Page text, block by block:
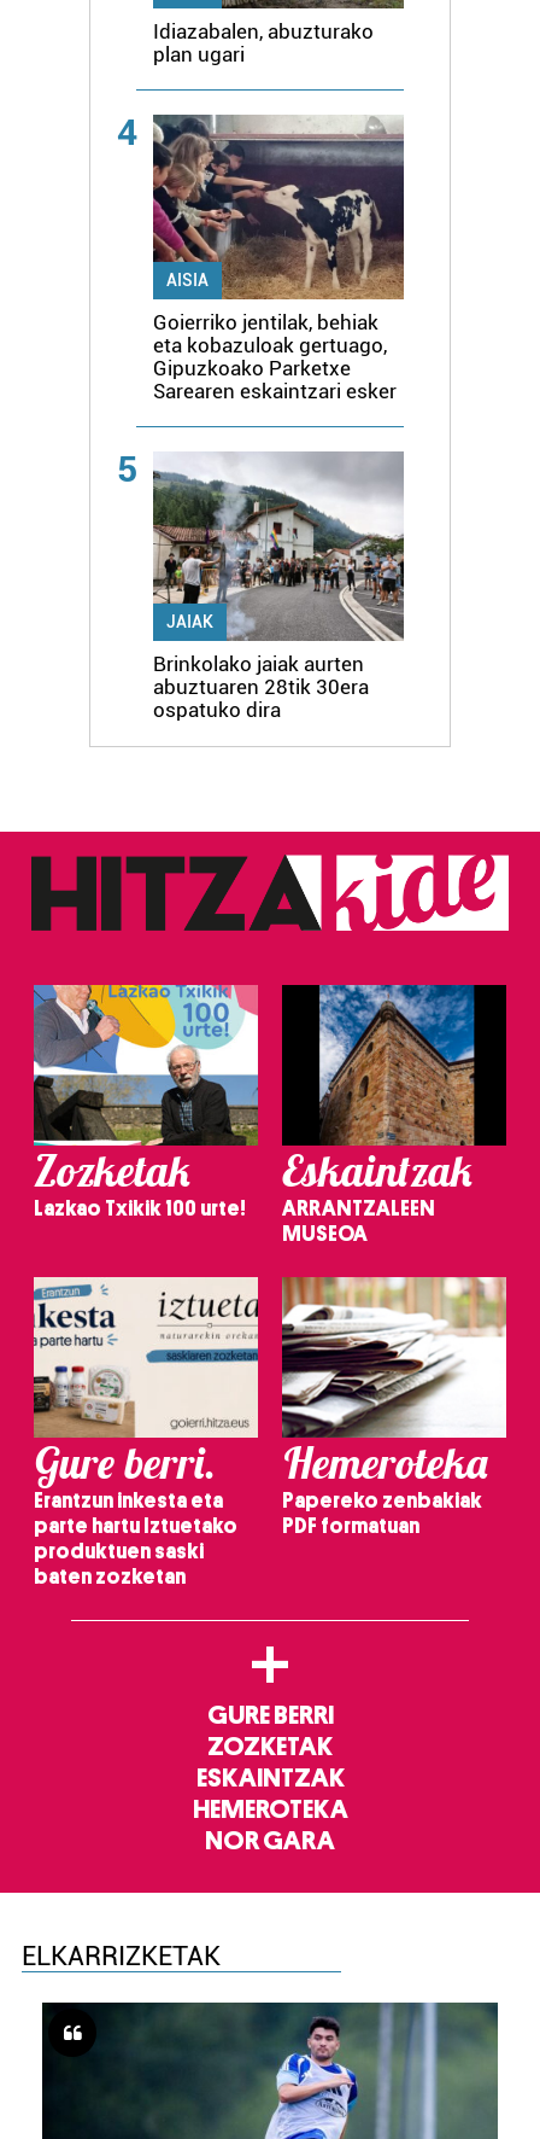
Idiazabalen, abuzturako
plan ugari
4
AISIA
Goierriko jentilak, behiak
eta kobazuloak gertuago,
Gipuzkoako Parketxe
Sarearen eskaintzari esker
5
JAIAK
Brinkolako jaiak aurten
abuztuaren 28tik 30era
ospatuko dira
Zozketak
Lazkao Txikik 100 urte!
Eskaintzak
ARRANTZALEEN
MUSEOA
Gure berri.
Erantzun inkesta eta
parte hartu Iztuetako
produktuen saski
baten zozketan
Hemeroteka
Papereko zenbakiak
PDF formatuan
+
GURE BERRI
ZOZKETAK
ESKAINTZAK
HEMEROTEKA
NOR GARA
ELKARRIZKETAK